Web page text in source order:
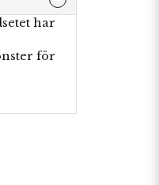
har
för